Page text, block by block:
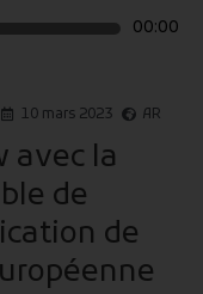
00:00
10 mars 2023 AR
avec la
de
de